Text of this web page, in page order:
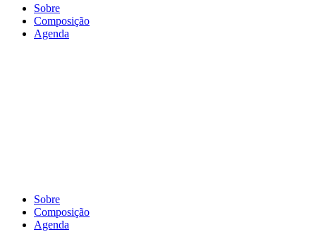
Sobre
Composição
Agenda
Sobre
Composição
Agenda